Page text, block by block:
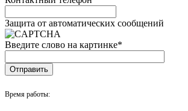
Защита от автоматических сообщений
Введите слово на картинке*
Время работы: